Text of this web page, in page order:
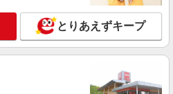
とりあえずキープ